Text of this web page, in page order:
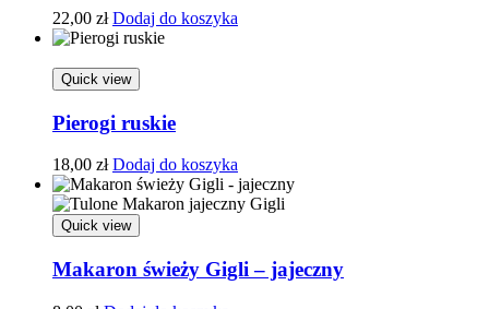
22,00 zł Dodaj do koszyka
Quick view
Pierogi ruskie
18,00 zł Dodaj do koszyka
Quick view
Makaron świeży Gigli – jajeczny